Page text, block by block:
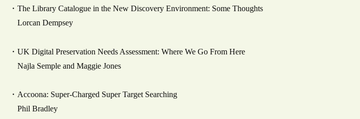
・The Library Catalogue in the New Discovery Environment: Some Thoughts
Lorcan Dempsey
・UK Digital Preservation Needs Assessment: Where We Go From Here
Najla Semple and Maggie Jones
・Accoona: Super-Charged Super Target Searching
Phil Bradley